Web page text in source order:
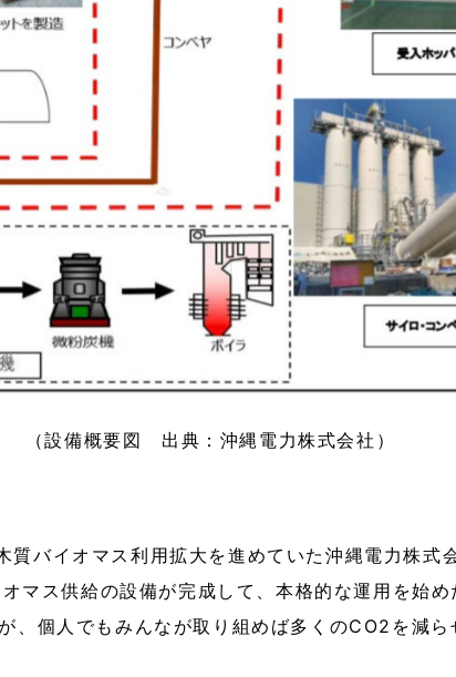
（設備概要図 出典：沖縄電力株式会社）
バイオマス利用拡大を進めていた沖縄電力株式
ス供給の設備が完成して、本格的な運用を始め
個人でもみんなが取り組めば多くのCO2を減ら